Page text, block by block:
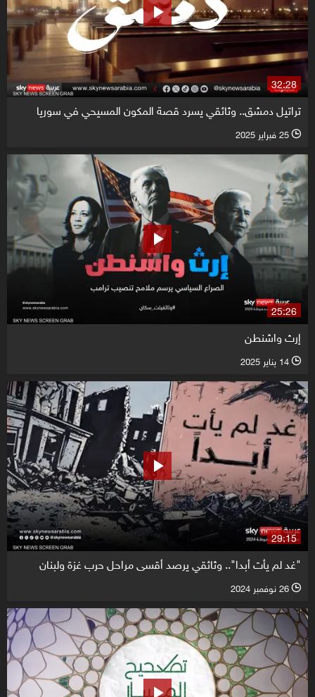
32:28
تراتيل دمشق.. وثائقي يسرد قصة المكون المسيحي في سوريا
l 25 فبراير 2025
25:26
إرث واشنطن
l 14 يناير 2025
29:15
"غد لم يأت أبدا".. وثائقي يرصد أقسى مراحل حرب غزة ولبنان
l 26 نوفمبر 2024